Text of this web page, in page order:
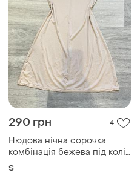
290 грн 4
Нюдова нічна сорочка
комбінація бежева під колір
тіла модал домашня
S